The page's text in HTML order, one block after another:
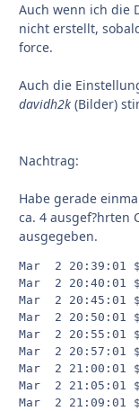
Auch wenn ich die
nicht erstellt,
force.
Auch die
davidh2k (Bilder)
Nachtrag:
Habe gerade
ca. 4 ausgef?hrten
ausgegeben.
Mar  2 20:39:01
Mar  2 20:40:01
Mar  2 20:45:01
Mar  2 20:50:01
Mar  2 20:55:01
Mar  2 20:57:01
Mar  2 21:00:01
Mar  2 21:05:01
Mar  2 21:09:01